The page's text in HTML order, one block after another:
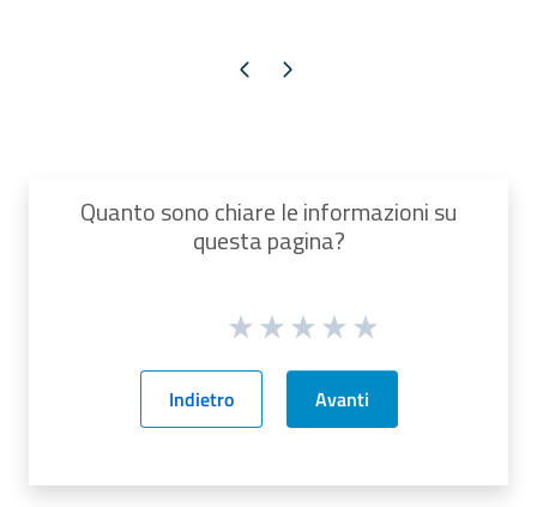
Pagina precedente
Pagina successiva
Quanto sono chiare le informazioni su
questa pagina?
Indietro Avanti